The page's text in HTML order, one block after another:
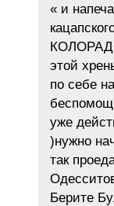
« и
этой
по себе
уже
)нужно
так
Берите